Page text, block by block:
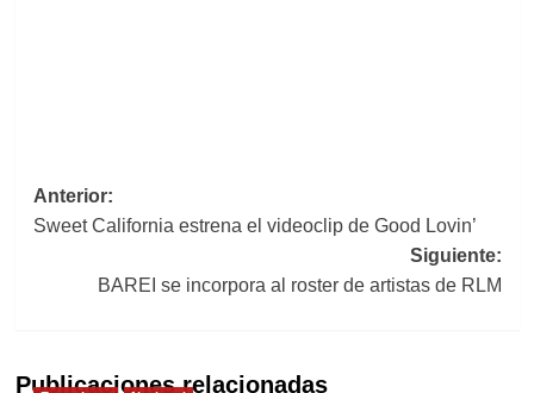
Navegación
de
entradas
Anterior:
Sweet California estrena el videoclip de Good Lovin’
Siguiente:
BAREI se incorpora al roster de artistas de RLM
Publicaciones relacionadas